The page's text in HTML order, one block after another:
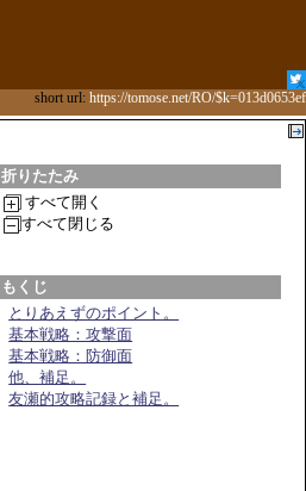
short url: https://tomose.net/RO/$k=013d0653ef
折りたたみ
すべて開く
すべて閉じる
もくじ
とりあえずのポイント。
基本戦略：攻撃面
基本戦略：防御面
他、補足。
友瀬的攻略記録と補足。